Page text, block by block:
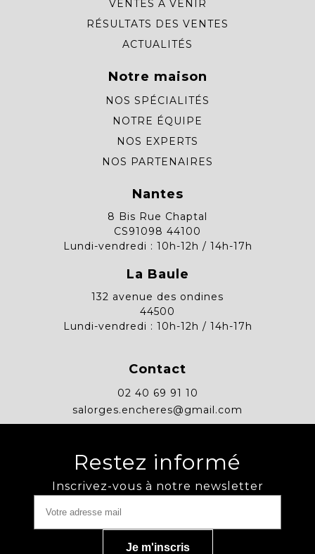
VENTES À VENIR
RÉSULTATS DES VENTES
ACTUALITÉS
Notre maison
NOS SPÉCIALITÉS
NOTRE ÉQUIPE
NOS EXPERTS
NOS PARTENAIRES
Nantes
8 Bis Rue Chaptal
CS91098 44100
Lundi-vendredi : 10h-12h / 14h-17h
La Baule
132 avenue des ondines
44500
Lundi-vendredi : 10h-12h / 14h-17h
Contact
02 40 69 91 10
salorges.encheres@gmail.com
Restez informé
Inscrivez-vous à notre newsletter